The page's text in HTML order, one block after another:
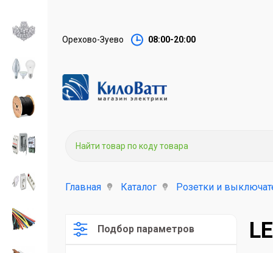
Орехово-Зуево 08:00-20:00
Главная Каталог Розетки и
Подбор параметров